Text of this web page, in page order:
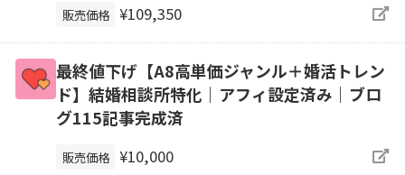
販売価格 ¥109,350
最終値下げ【A8高単価ジャンル＋婚活トレン
ド】結婚相談所特化｜アフィ設定済み｜ブロ
グ115記事完成済
販売価格 ¥10,000